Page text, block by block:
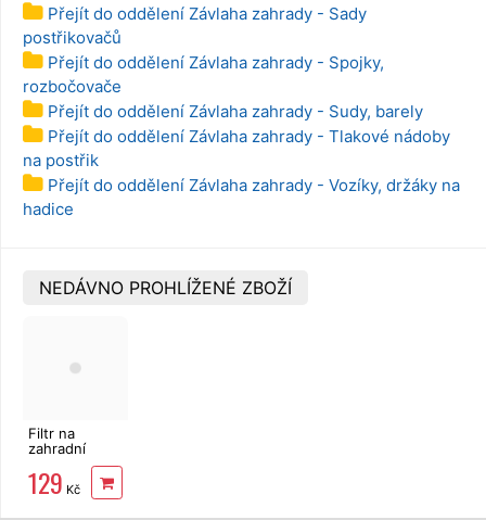
Přejít do oddělení Závlaha zahrady - Sady
postřikovačů
Přejít do oddělení Závlaha zahrady - Spojky,
rozbočovače
Přejít do oddělení Závlaha zahrady - Sudy, barely
Přejít do oddělení Závlaha zahrady - Tlakové nádoby
na postřik
Přejít do oddělení Závlaha zahrady - Vozíky, držáky na
hadice
NEDÁVNO PROHLÍŽENÉ ZBOŽÍ
Filtr na
zahradní
kohoutek
WHITE LINE
1" s redukcí
129 Kč